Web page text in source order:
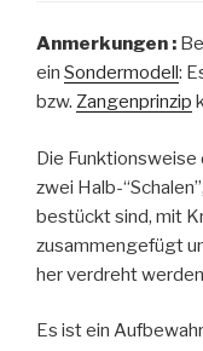
Anmerkungen :
ein Sondermodell :
bzw. Zangenprinzip
Die
zwei Halb-
bestückt sind, mit
zusammengefügt
her verdreht
Es ist ein